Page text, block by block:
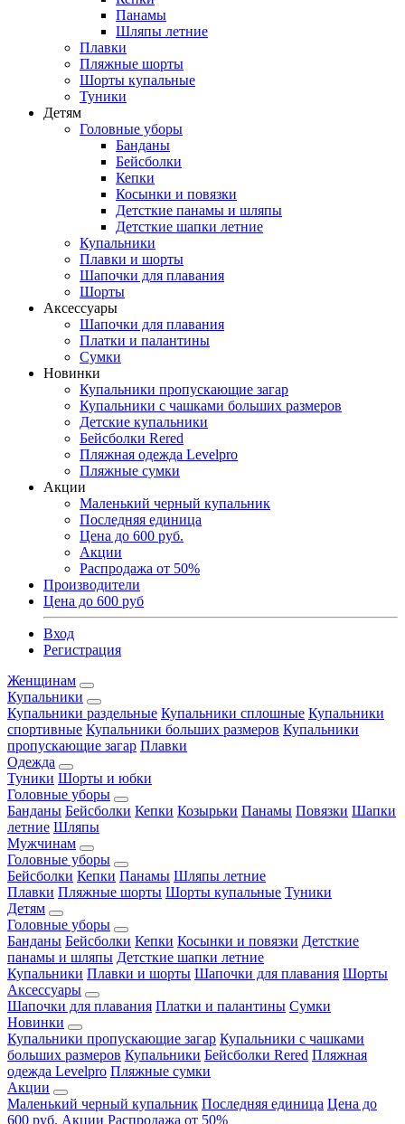
Панамы
Шляпы летние
Плавки
Пляжные шорты
Шорты купальные
Туники
Детям
Головные уборы
Банданы
Бейсболки
Кепки
Косынки и повязки
Детсткие панамы и шляпы
Детсткие шапки летние
Купальники
Плавки и шорты
Шапочки для плавания
Шорты
Аксессуары
Шапочки для плавания
Платки и палантины
Сумки
Новинки
Купальники пропускающие загар
Купальники с чашками больших размеров
Детские купальники
Бейсболки Rered
Пляжная одежда Levelpro
Пляжные сумки
Акции
Маленький черный купальник
Последняя единица
Цена до 600 руб.
Акции
Распродажа от 50%
Производители
Цена до 600 руб
Вход
Регистрация
Женщинам
Купальники
Купальники раздельные Купальники сплошные Купальники
спортивные Купальники больших размеров Купальники
пропускающие загар Плавки
Одежда
Туники Шорты и юбки
Головные уборы
Банданы Бейсболки Кепки Козырьки Панамы Повязки Шапки
летние Шляпы
Мужчинам
Головные уборы
Бейсболки Кепки Панамы Шляпы летние
Плавки Пляжные шорты Шорты купальные Туники
Детям
Головные уборы
Банданы Бейсболки Кепки Косынки и повязки Детсткие
панамы и шляпы Детсткие шапки летние
Купальники Плавки и шорты Шапочки для плавания Шорты
Аксессуары
Шапочки для плавания Платки и палантины Сумки
Новинки
Купальники пропускающие загар Купальники с чашками
больших размеров Купальники Бейсболки Rered Пляжная
одежда Levelpro Пляжные сумки
Акции
Маленький черный купальник Последняя единица Цена до
600 руб. Акции Распродажа от 50%